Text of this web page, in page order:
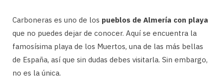
Carboneras es uno de los pueblos de Almería con playa
que no puedes dejar de conocer. Aquí se encuentra la
famosísima playa de los Muertos, una de las más bellas
de España, así que sin dudas debes visitarla. Sin embargo,
no es la única.